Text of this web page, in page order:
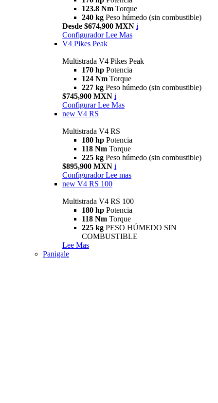
123.8 Nm Torque
240 kg Peso húmedo (sin combustible)
Desde $674,900 MXN i
Configurador Lee Mas
V4 Pikes Peak
Multistrada V4 Pikes Peak
170 hp Potencia
124 Nm Torque
227 kg Peso húmedo (sin combustible)
$745,900 MXN i
Configurar Lee Mas
new V4 RS
Multistrada V4 RS
180 hp Potencia
118 Nm Torque
225 kg Peso húmedo (sin combustible)
$895,900 MXN i
Configurador Lee mas
new V4 RS 100
Multistrada V4 RS 100
180 hp Potencia
118 Nm Torque
225 kg PESO HÚMEDO SIN
COMBUSTIBLE
Lee Mas
Panigale